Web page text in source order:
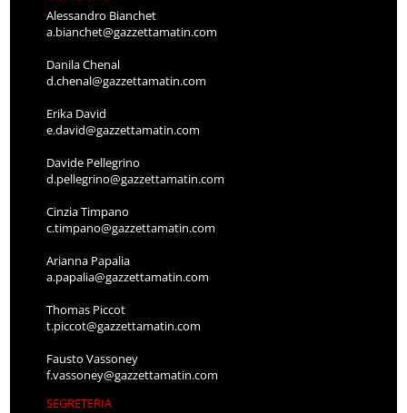
Alessandro Bianchet
a.bianchet@gazzettamatin.com
Danila Chenal
d.chenal@gazzettamatin.com
Erika David
e.david@gazzettamatin.com
Davide Pellegrino
d.pellegrino@gazzettamatin.com
Cinzia Timpano
c.timpano@gazzettamatin.com
Arianna Papalia
a.papalia@gazzettamatin.com
Thomas Piccot
t.piccot@gazzettamatin.com
Fausto Vassoney
f.vassoney@gazzettamatin.com
SEGRETERIA